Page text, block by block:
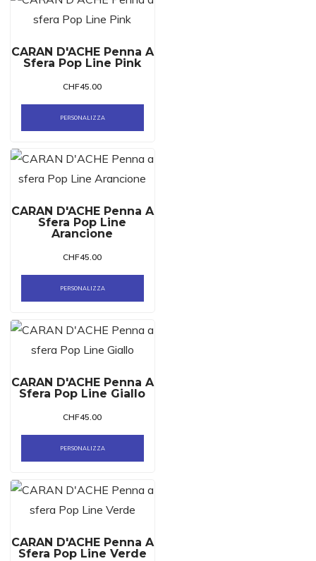
CARAN D'ACHE Penna A
Sfera Pop Line Pink
CHF45.00
PERSONALIZZA
CARAN D'ACHE Penna A
Sfera Pop Line
Arancione
CHF45.00
PERSONALIZZA
CARAN D'ACHE Penna A
Sfera Pop Line Giallo
CHF45.00
PERSONALIZZA
CARAN D'ACHE Penna A
Sfera Pop Line Verde